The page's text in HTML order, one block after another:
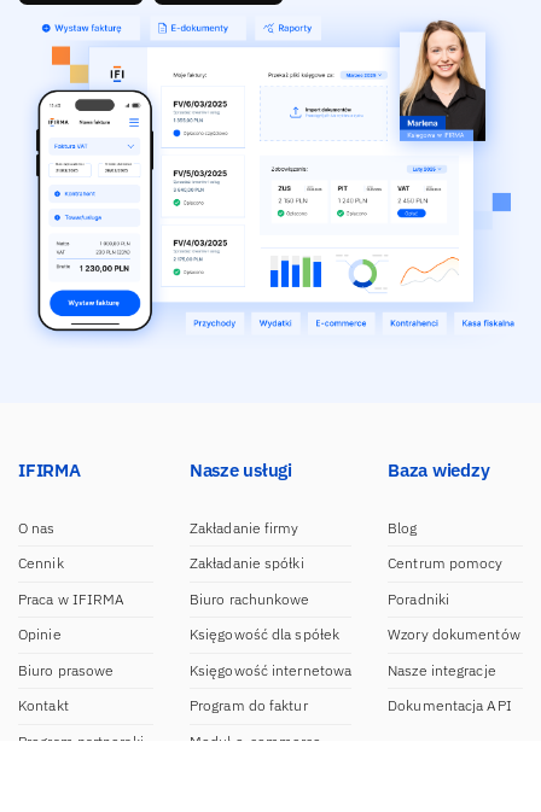
IFIRMA
O nas
Cennik
Praca w IFIRMA
Opinie
Biuro prasowe
Kontakt
Program partnerski
Nasze usługi
Zakładanie firmy
Zakładanie spółki
Biuro rachunkowe
Księgowość dla spółek
Księgowość internetowa
Program do faktur
Moduł e-commerce
Baza wiedzy
Blog
Centrum pomocy
Poradniki
Wzory dokumentów
Nasze integracje
Dokumentacja API